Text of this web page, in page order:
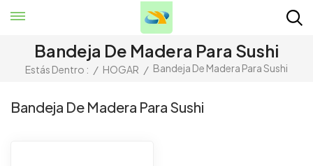
Bandeja De Madera Para Sushi
Estás Dentro : / HOGAR / Bandeja De Madera Para Sushi
Bandeja De Madera Para Sushi